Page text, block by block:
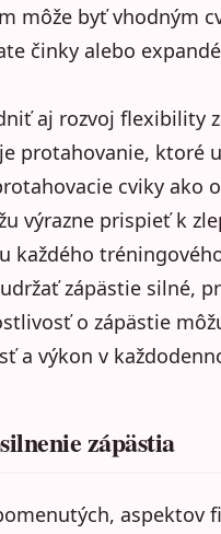
môže byť vhodným
činky alebo
aj rozvoj flexibility
protahovanie, ktoré
cviky ako
výrazne prispieť k
každého
zápästie silné,
o zápästie
a výkon v
zápästia
aspektov